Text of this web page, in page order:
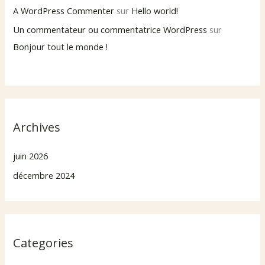
A WordPress Commenter sur Hello world!
Un commentateur ou commentatrice WordPress sur
Bonjour tout le monde !
Archives
juin 2026
décembre 2024
Categories